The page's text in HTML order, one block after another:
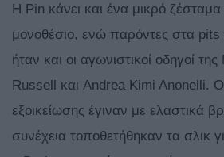
Η Pin κάνει και ένα μικρό ζέσταμα
μονοθέσιο, ενώ παρόντες στα pits
ήταν και οι αγωνιστικοί οδηγοί
Russell και Andrea Kimi Anonelli.
εξοικείωσης έγιναν με ελαστικά
συνέχεια τοποθετήθηκαν τα σλικ